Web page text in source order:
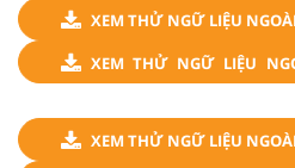
XEM THỬ NGỮ LIỆU
XEM THỬ NGỮ LIỆU
XEM THỬ NGỮ LIỆU